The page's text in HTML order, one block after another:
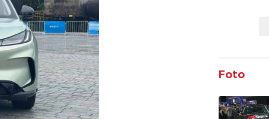
Foto